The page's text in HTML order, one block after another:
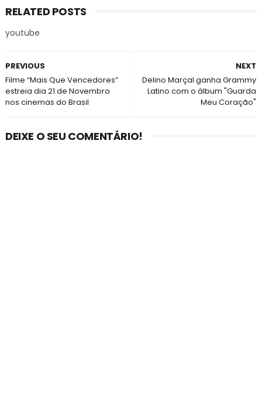
RELATED POSTS
youtube
NEXT
Delino Marçal ganha Grammy
Latino com o álbum "Guarda
Meu Coração"
PREVIOUS
Filme “Mais Que Vencedores”
estreia dia 21 de Novembro
nos cinemas do Brasil
DEIXE O SEU COMENTÁRIO!